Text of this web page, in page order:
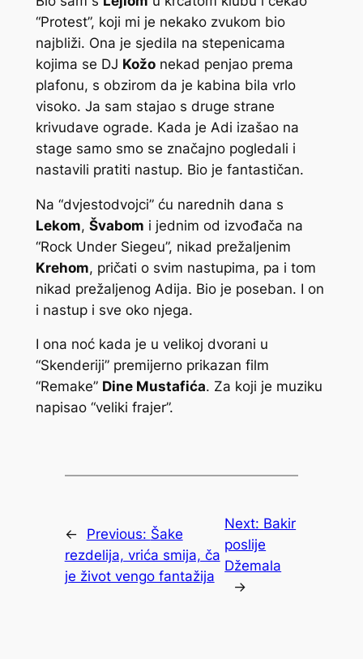
“Protest”, koji mi je nekako zvukom bio
najbliži. Ona je sjedila na stepenicama
kojima se DJ Kožonekad penjao prema
plafonu, s obzirom da je kabina bila vrlo
visoko. Ja sam stajao s druge strane
krivudave ograde. Kada je Adi izašao na
stage samo smo se značajno pogledali i
nastavili pratiti nastup. Bio je fantastičan.
Na “dvjestodvojci” ću narednih dana s
Lekom, Švabom i jednim od izvođača na
“Rock Under Siegeu”, nikad prežaljenim
Krehom, pričati o svim nastupima, pa i tom
nikad prežaljenog Adija. Bio je poseban. I on
i nastup i sve oko njega.
I ona noć kada je u velikoj dvorani u
“Skenderiji” premijerno prikazan film
“Remake” Dine Mustafića. Za koji je muziku
napisao “veliki frajer”.
← Previous: Šake
rezdelija, vrića smija, ča
je život vengo fantažija
Next: Bakir
poslije
Džemala
→